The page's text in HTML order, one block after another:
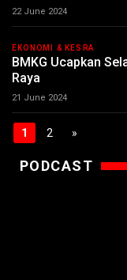
22 June 2024
EKONOMI & KESRA
BMKG Ucapkan
Raya
21 June 2024
1 2 »
PODCAST